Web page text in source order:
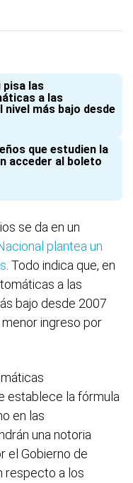
pisa las
a las
nivel más bajo desde
que estudien la
acceder al boleto
se da en un
plantea un
. Todo indica que, en
a las
bajo desde 2007
ingreso por
establece la fórmula
en las
una notoria
el Gobierno de
respecto a los